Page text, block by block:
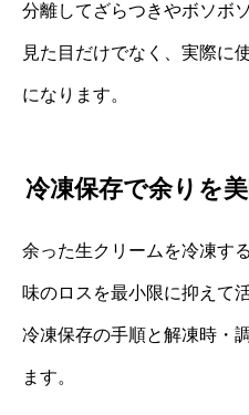
分離してざらつきやボソボ
見た目だけでなく、実際に
になります。
冷凍保存で余りを
余った生クリームを冷凍す
味のロスを最小限に抑えて
冷凍保存の手順と解凍時・
ます。